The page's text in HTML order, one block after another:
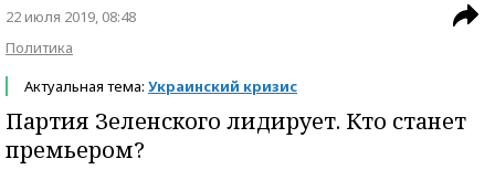
22 июля 2019, 08:48
Политика
Актуальная тема: Украинский кризис
Партия Зеленского лидирует. Кто станет
премьером?